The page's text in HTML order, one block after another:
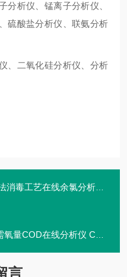
分析仪、锰离子分析仪、
硫酸盐分析仪、联氨分析
、二氧化硅分析仪、分析
线余氯分析仪 在线消毒剂在线监测仪
在线分析仪 COD在线监测设备厂商
言